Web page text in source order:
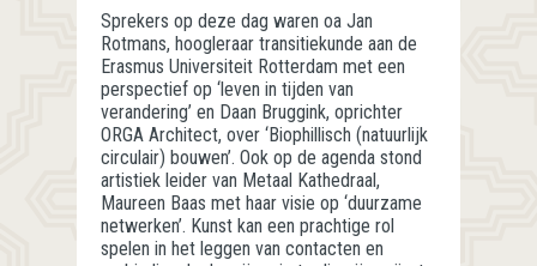
Sprekers op deze dag waren oa Jan
Rotmans, hoogleraar transitiekunde aan de
Erasmus Universiteit Rotterdam met een
perspectief op ‘leven in tijden van
verandering’ en Daan Bruggink, oprichter
ORGA Architect, over ‘Biophillisch (natuurlijk
circulair) bouwen’. Ook op de agenda stond
artistiek leider van Metaal Kathedraal,
Maureen Baas met haar visie op ‘duurzame
netwerken’. Kunst kan een prachtige rol
spelen in het leggen van contacten en